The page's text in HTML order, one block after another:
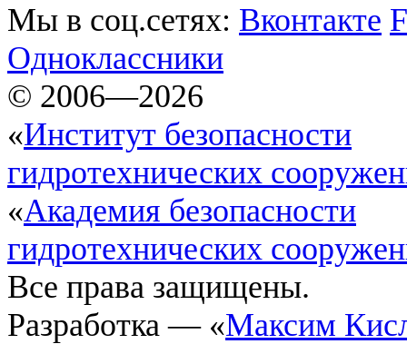
Мы в соц.сетях: Вконтакте
Одноклассники
© 2006—2026
«Институт безопасности
гидротехнических
«Академия безопасности
гидротехнических
Все права защищены.
Разработка — «Максим